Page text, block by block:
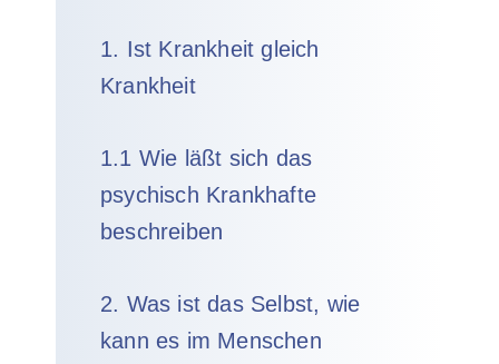
1. Ist Krankheit gleich
Krankheit
1.1 Wie läßt sich das
psychisch Krankhafte
beschreiben
2. Was ist das Selbst, wie
kann es im Menschen